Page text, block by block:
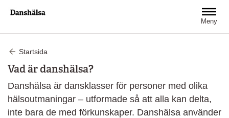
Meny
Startsida
Vad är danshälsa?
Danshälsa är dansklasser för personer med olika
hälsoutmaningar – utformade så att alla kan delta,
inte bara de med förkunskaper. Danshälsa använder